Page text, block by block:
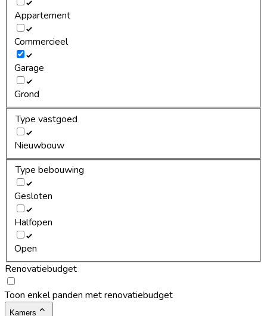
Appartement
Commercieel
Garage
Grond
Type vastgoed
Nieuwbouw
Type bebouwing
Gesloten
Halfopen
Open
Renovatiebudget
Toon enkel panden met renovatiebudget
Kamers